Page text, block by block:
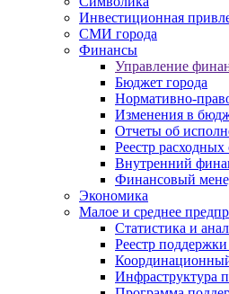
Инвестиционная
СМИ города
Финансы
Управление
Бюджет города
Нормативно-
Изменения в
Отчеты об
Реестр расходных
Внутренний
Финансовый
Экономика
Малое и среднее
Статистика и
Реестр
Инфраструктура